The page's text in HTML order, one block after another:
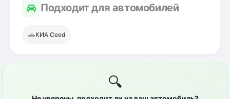
Подходит для автомобилей
🚗КИА Ceed
🔍